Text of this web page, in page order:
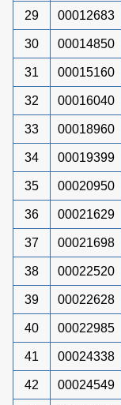
29 00012683
30 00014850
31 00015160
32 00016040
33 00018960
34 00019399
35 00020950
36 00021629
37 00021698
38 00022520
39 00022628
40 00022985
41 00024338
42 00024549